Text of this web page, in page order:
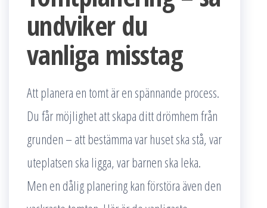
undviker du
vanliga misstag
Att planera en tomt är en spännande process.
Du får möjlighet att skapa ditt drömhem från
grunden – att bestämma var huset ska stå, var
uteplatsen ska ligga, var barnen ska leka.
Men en dålig planering kan förstöra även den